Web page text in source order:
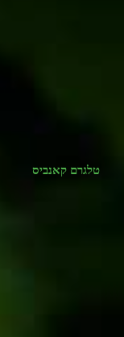
טלגרם קאנביס